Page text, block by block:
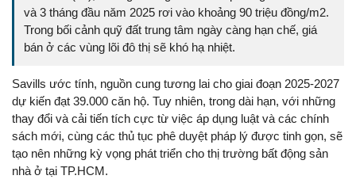
và 3 tháng đầu năm 2025 rơi vào khoảng 90 triệu đồng/m2.
Trong bối cảnh quỹ đất trung tâm ngày càng hạn chế, giá
bán ở các vùng lõi đô thị sẽ khó hạ nhiệt.
Savills ước tính, nguồn cung tương lai cho giai đoạn 2025-2027
dự kiến đạt 39.000 căn hộ. Tuy nhiên, trong dài hạn, với những
thay đổi và cải tiến tích cực từ việc áp dụng luật và các chính
sách mới, cùng các thủ tục phê duyệt pháp lý được tinh gọn, sẽ
tạo nên những kỳ vọng phát triển cho thị trường bất động sản
nhà ở tại TP.HCM.